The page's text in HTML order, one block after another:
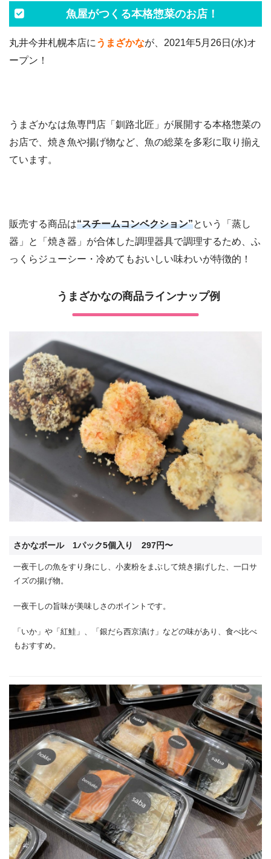
魚屋がつくる本格惣菜のお店！
丸井今井札幌本店に うまざかなが、2021年5月26日(水)オ
ープン！
うまざかなは魚専門店「釧路北匠」が展開する本格惣菜の
お店で、焼き魚や揚げ物など、魚の総菜を多彩に取り揃え
ています。
販売する商品は“スチームコンベクション”という「蒸し
器」と「焼き器」が合体した調理器具で調理するため、ふ
っくらジューシー・冷めてもおいしい味わいが特徴的！
うまざかなの商品ラインナップ例
さかなボール 1パック5個入り 297円〜
一夜干しの魚をすり身にし、小麦粉をまぶして焼き揚げした、一口サ
イズの揚げ物。
一夜干しの旨味が美味しさのポイントです。
「いか」や「紅鮭」、「銀だら西京漬け」などの味があり、食べ比べ
もおすすめ。